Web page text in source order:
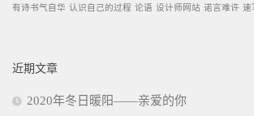
有诗书气自华 认识自己的过程 论语 设计师网站 诺言难许 速
近期文章
2020年冬日暖阳——亲爱的你